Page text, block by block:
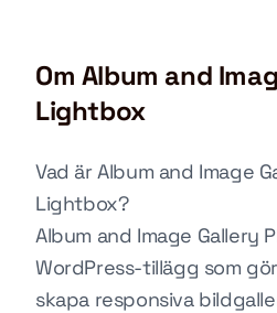
Om Album and
Lightbox
Vad är Album and Image
Lightbox?
Album and Image Gallery
WordPress-tillägg som
skapa responsiva